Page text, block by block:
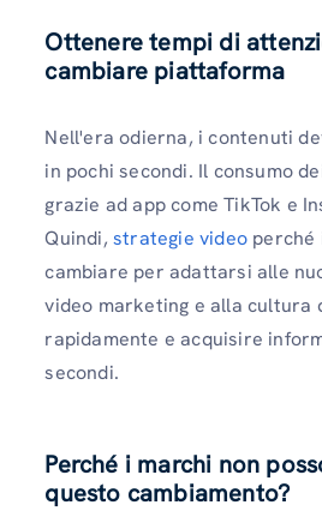
Ottenere tempi di
cambiare piattaforma
Nell'era odierna, i contenuti
in pochi secondi. Il consumo
grazie ad app come TikTok e
Quindi, strategie video perché
cambiare per adattarsi alle
video marketing e alla cultura
rapidamente e acquisire
secondi.
Perché i marchi non
questo cambiamento?